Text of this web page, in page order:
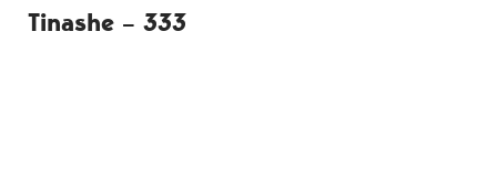
Tinashe – 333